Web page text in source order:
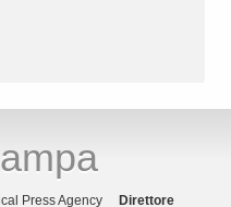
Press Agency Direttore